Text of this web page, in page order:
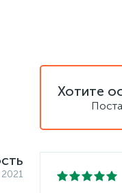
Хотите